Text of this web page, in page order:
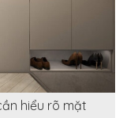
hiểu rõ mặt